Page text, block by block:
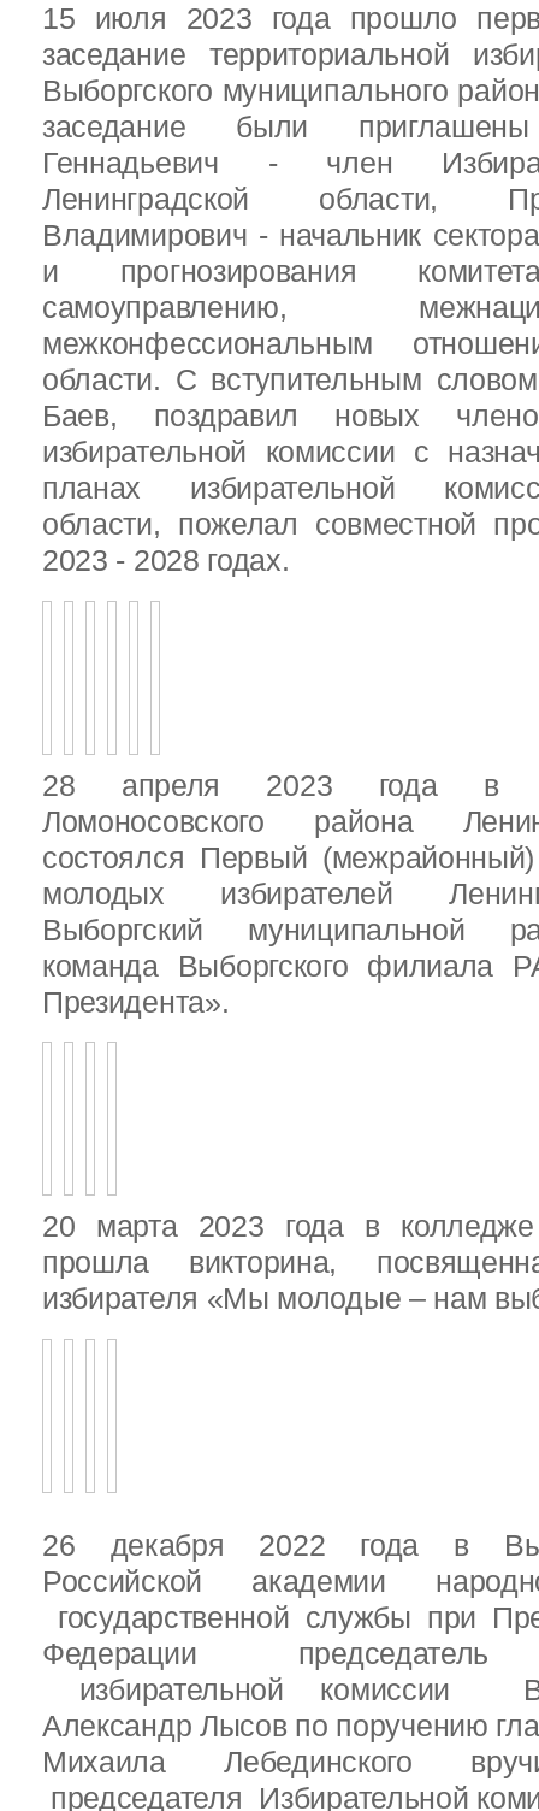
15 июля 2023 года прошло
заседание территориальной
Выборгского муниципального
заседание были
Геннадьевич - член
Ленинградской области,
Владимирович - начальник
и прогнозирования
самоуправлению,
межконфессиональным
области. С вступительным
Баев, поздравил новых
избирательной комиссии с
планах избирательной
области, пожелал совместной
2023 - 2028 годах.
28 апреля 2023 года в
Ломоносовского района
состоялся Первый
молодых избирателей
Выборгский муниципальной
команда Выборгского филиала
Президента».
20 марта 2023 года в колледже
прошла викторина,
избирателя «Мы молодые – нам
26 декабря 2022 года в
Российской академии
государственной службы при
Федерации председатель
избирательной комиссии
Александр Лысов по поручению
Михаила Лебединского
председателя Избирательной